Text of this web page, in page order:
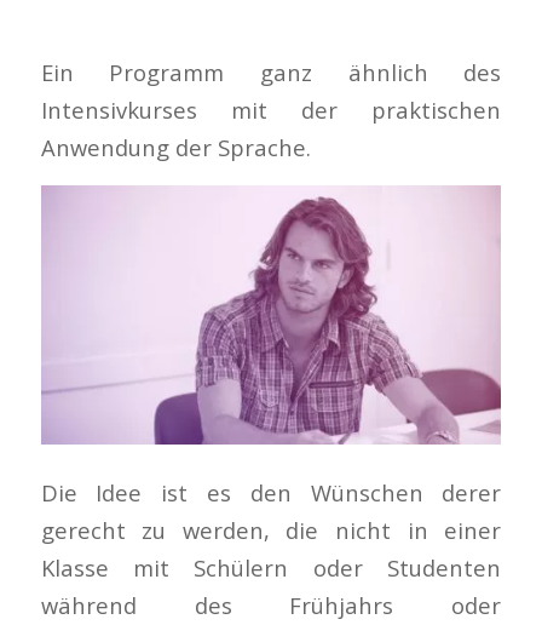
Ein Programm ganz ähnlich des
Intensivkurses mit der praktischen
Anwendung der Sprache.
Die Idee ist es den Wünschen derer
gerecht zu werden, die nicht in einer
Klasse mit Schülern oder Studenten
während des Frühjahrs oder